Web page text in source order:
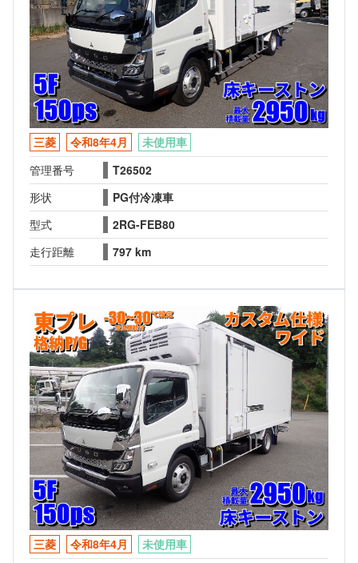
三菱 令和8年4月
未使用車
管理番号
T26502
形状
PG付冷凍車
型式
2RG-FEB80
走行距離
797 km
三菱 令和8年4月
未使用車